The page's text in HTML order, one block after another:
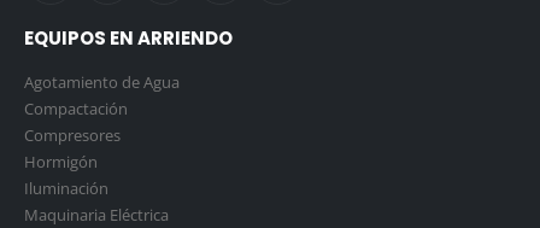
EQUIPOS EN ARRIENDO
Agotamiento de Agua
Compactación
Compresores
Hormigón
Iluminación
Maquinaria Eléctrica